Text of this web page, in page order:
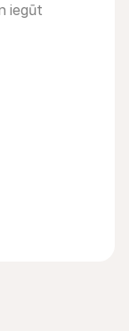
iegūt